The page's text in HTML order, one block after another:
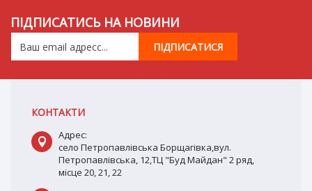
ПІДПИСАТИСЬ НА НОВИНИ
КОНТАКТИ
Адрес:
село Петропавлівська Борщагівка,вул.
Петропавлівська, 12,ТЦ "Буд Майдан" 2 ряд,
місце 20, 21, 22